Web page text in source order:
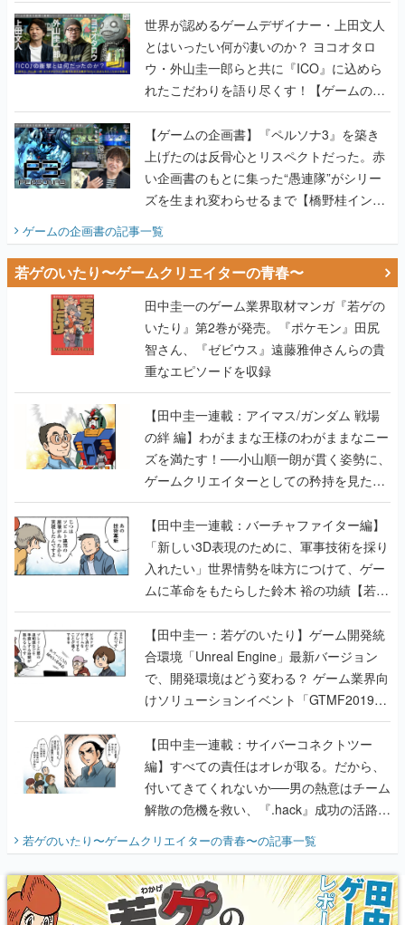
世界が認めるゲームデザイナー・上田文人
とはいったい何が凄いのか？ ヨコオタロ
ウ・外山圭一郎らと共に『ICO』に込めら
れたこだわりを語り尽くす！【ゲームの企
画書】
【ゲームの企画書】『ペルソナ3』を築き
上げたのは反骨心とリスペクトだった。赤
い企画書のもとに集った“愚連隊”がシリー
ズを生まれ変わらせるまで【橋野桂インタ
ビュー】
ゲームの企画書の記事一覧
若ゲのいたり〜ゲームクリエイターの青春〜
田中圭一のゲーム業界取材マンガ『若ゲの
いたり』第2巻が発売。『ポケモン』田尻
智さん、『ゼビウス』遠藤雅伸さんらの貴
重なエピソードを収録
【田中圭一連載：アイマス/ガンダム 戦場
の絆 編】わがままな王様のわがままなニー
ズを満たす！──小山順一朗が貫く姿勢に、
ゲームクリエイターとしての矜持を見た
【若ゲのいたり最終回】
【田中圭一連載：バーチャファイター編】
「新しい3D表現のために、軍事技術を採り
入れたい」世界情勢を味方につけて、ゲー
ムに革命をもたらした鈴木 裕の功績【若ゲ
のいたり】
【田中圭一：若ゲのいたり】ゲーム開発統
合環境「Unreal Engine」最新バージョン
で、開発環境はどう変わる？ ゲーム業界向
けソリューションイベント「GTMF2019」
に行って、より理解を深めよう【PR】
【田中圭一連載：サイバーコネクトツー
編】すべての責任はオレが取る。だから、
付いてきてくれないか──男の熱意はチーム
解散の危機を救い、『.hack』成功の活路を
開く。業界の快男児・松山 洋に流れる血は
『少年ジャンプ』色だった【若ゲのいた
り】
若ゲのいたり〜ゲームクリエイターの青春〜の記事一覧